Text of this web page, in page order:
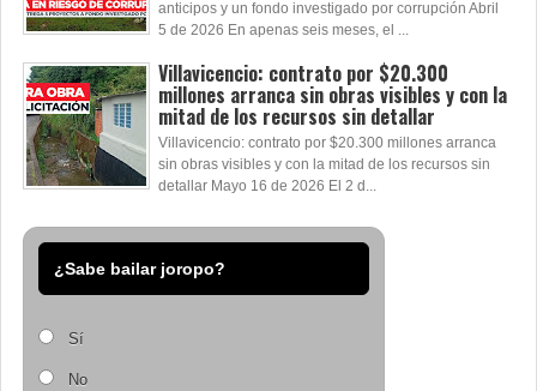
anticipos y un fondo investigado por corrupción Abril
5 de 2026 En apenas seis meses, el ...
Villavicencio: contrato por $20.300
millones arranca sin obras visibles y con la
mitad de los recursos sin detallar
Villavicencio: contrato por $20.300 millones arranca
sin obras visibles y con la mitad de los recursos sin
detallar Mayo 16 de 2026 El 2 d...
¿Sabe bailar joropo?
Sí
No